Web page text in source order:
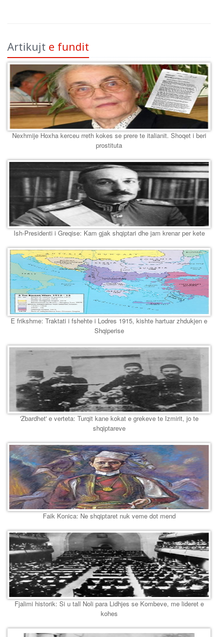
Artikujt e fundit
Nexhmije Hoxha kerceu rreth kokes se prere te italianit. Shoqet i beri
prostituta
Ish-Presidenti i Greqise: Kam gjak shqiptari dhe jam krenar per kete
E frikshme: Traktati i fshehte i Lodres 1915, kishte hartuar zhdukjen e
Shqiperise
'Zbardhet' e verteta: Turqit kane kokat e grekeve te Izmirit, jo te
shqiptareve
Faik Konica: Ne shqiptaret nuk veme dot mend
Fjalimi historik: Si u tall Noli para Lidhjes se Kombeve, me lideret e
kohes